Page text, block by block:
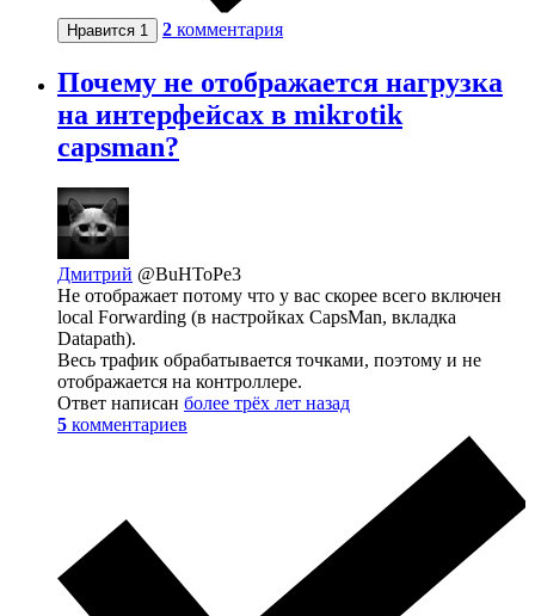
Нравится 1 2 комментария
Почему не отображается нагрузка
на интерфейсах в mikrotik
capsman?
Дмитрий @BuHToPe3
Не отображает потому что у вас скорее всего включен
local Forwarding (в настройках CapsMan, вкладка
Datapath).
Весь трафик обрабатывается точками, поэтому и не
отображается на контроллере.
Ответ написан более трёх лет назад
5 комментариев